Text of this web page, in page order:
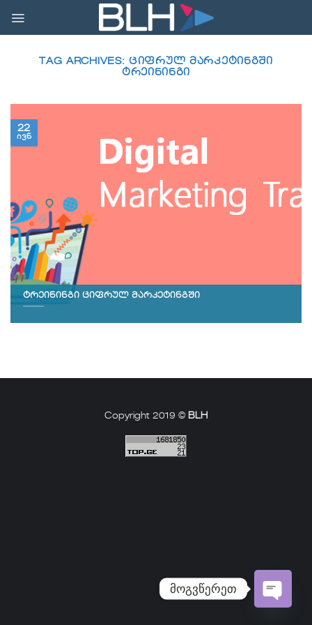
content
TAG ARCHIVES:ᲪᲘᲤᲠᲣᲚ ᲛᲐᲠᲙᲔᲢᲘᲜᲒᲨᲘ
ᲢᲠᲔᲘᲜᲘᲜᲒᲘ
ტრეინინგი ციფრულ მარკეტინგში
22
ივნ
Copyright 2019 © BLH
მოგვწერეთ